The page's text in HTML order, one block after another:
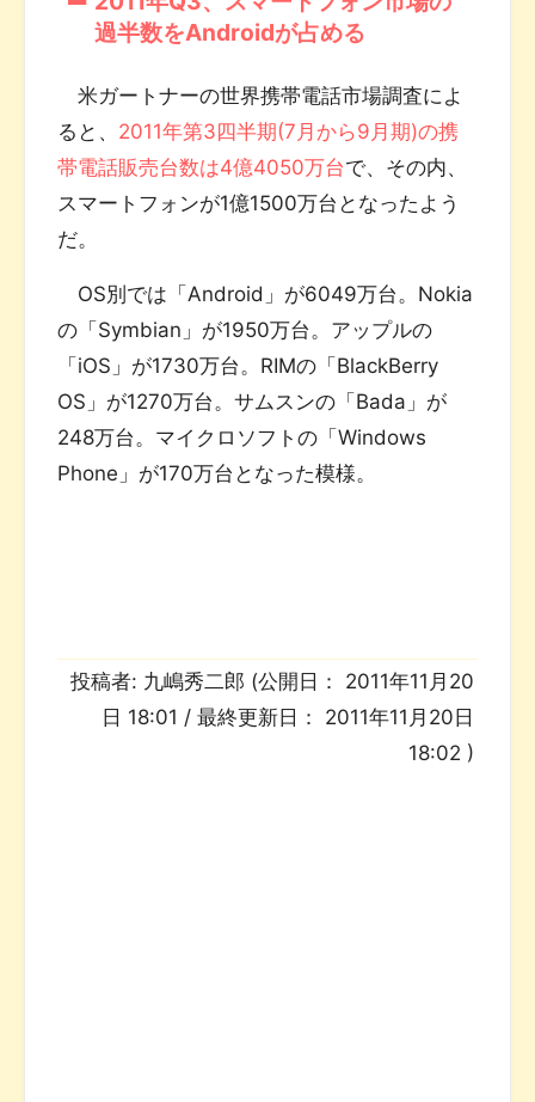
過半数をAndroidが占める
米ガートナーの世界携帯電話市場調査によ
ると、 2011年第3四半期(7月から9月期)の携
帯電話販売台数は4億4050万台で、その内、
スマートフォンが1億1500万台となったよう
だ。
OS別では「Android」が6049万台。Nokia
の「Symbian」が1950万台。アップルの
「iOS」が1730万台。RIMの「BlackBerry
OS」が1270万台。サムスンの「Bada」が
248万台。マイクロソフトの「Windows
Phone」が170万台となった模様。
投稿者: 九嶋秀二郎 (公開日： 2011年11月20
日 18:01 / 最終更新日： 2011年11月20日
18:02 )